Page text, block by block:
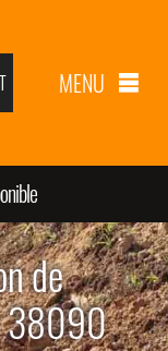
MENU
de
38090